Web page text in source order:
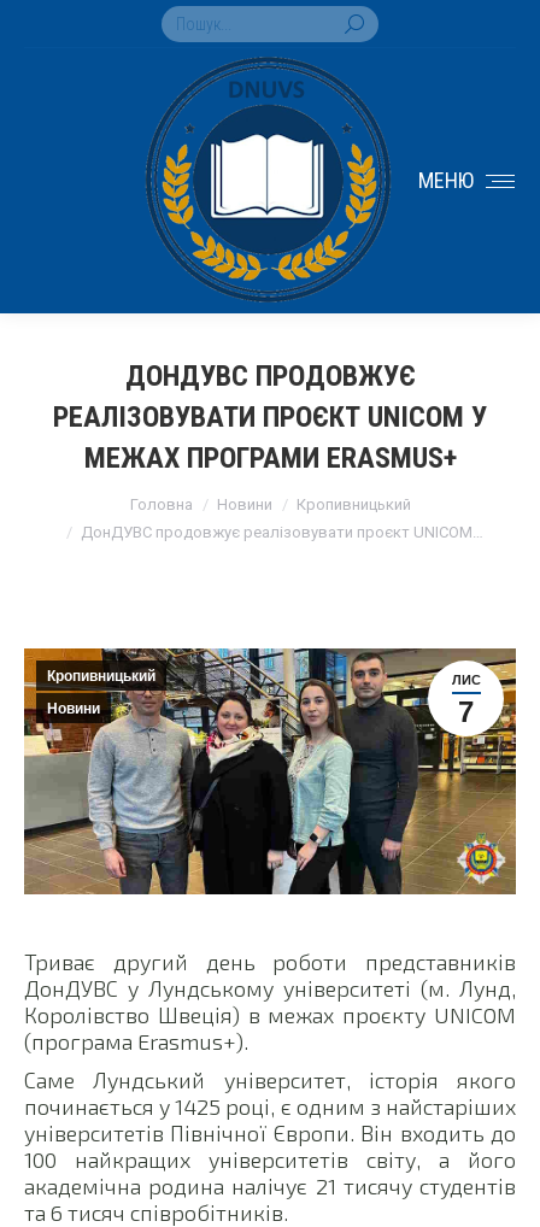
Search:
МЕНЮ
ДОНДУВС ПРОДОВЖУЄ
РЕАЛІЗОВУВАТИ ПРОЄКТ UNICOM У
МЕЖАХ ПРОГРАМИ ERASMUS+
Головна Новини
Кропивницький
ДонДУВС продовжує реалізовувати проєкт UNICOM…
ЛИС
7
Кропивницький
Новини
Триває другий день роботи представників
ДонДУВС у Лундському університеті (м. Лунд,
Королівство Швеція) в межах проєкту UNICOM
(програма Erasmus+).
Саме Лундський університет, історія якого
починається у 1425 році, є одним з найстаріших
університетів Північної Європи. Він входить до
100 найкращих університетів світу, а його
академічна родина налічує 21 тисячу студентів
та 6 тисяч співробітників.